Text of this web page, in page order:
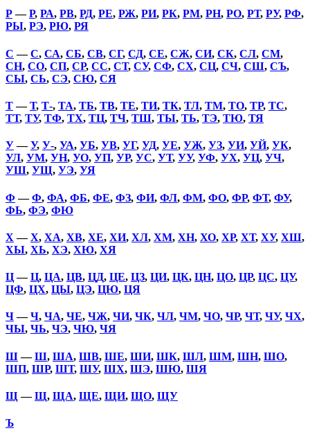
Р—Р, РА, РВ, РД, РЕ, РЖ, РИ, РК, РМ, РН, РО, РТ, РУ, РФ,
РЫ, РЭ, РЮ, РЯ
С —С, СА, СБ, СВ, СГ, СД, СЕ, СЖ, СИ, СК, СЛ, СМ,
СН, СО, СП, СР, СС, СТ, СУ, СФ, СХ, СЦ, СЧ, СШ, СЪ,
СЫ, СЬ, СЭ, СЮ, СЯ
Т—Т, Т-, ТА, ТБ, ТВ, ТЕ, ТИ, ТК, ТЛ, ТМ, ТО, ТР, ТС,
ТТ, ТУ, ТФ, ТХ, ТЦ, ТЧ, ТШ, ТЫ, ТЬ, ТЭ, ТЮ, ТЯ
У—У, У-, УА, УБ, УВ, УГ, УД, УЕ, УЖ, УЗ, УИ, УЙ, УК,
УЛ, УМ, УН, УО, УП, УР, УС, УТ, УУ, УФ, УХ, УЦ, УЧ,
УШ, УЩ, УЭ, УЯ
Ф —Ф, ФА, ФБ, ФЕ, ФЗ, ФИ, ФЛ, ФМ, ФО, ФР, ФТ, ФУ,
ФЬ, ФЭ, ФЮ
Х —Х, ХА, ХВ, ХЕ, ХИ, ХЛ, ХМ, ХН, ХО, ХР, ХТ, ХУ, ХШ,
ХЫ, ХЬ, ХЭ, ХЮ, ХЯ
Ц—Ц, ЦА, ЦВ, ЦД, ЦЕ, ЦЗ, ЦИ, ЦК, ЦН, ЦО, ЦР, ЦС, ЦУ,
ЦФ, ЦХ, ЦЫ, ЦЭ, ЦЮ, ЦЯ
Ч—Ч, ЧА, ЧЕ, ЧЖ, ЧИ, ЧК, ЧЛ, ЧМ, ЧО, ЧР, ЧТ, ЧУ, ЧХ,
ЧЫ, ЧЬ, ЧЭ, ЧЮ, ЧЯ
Ш—Ш, ША, ШВ, ШЕ, ШИ, ШК, ШЛ, ШМ, ШН, ШО,
ШП, ШР, ШТ, ШУ, ШХ, ШЭ, ШЮ, ШЯ
Щ —Щ, ЩА, ЩЕ, ЩИ, ЩО, ЩУ
Ъ